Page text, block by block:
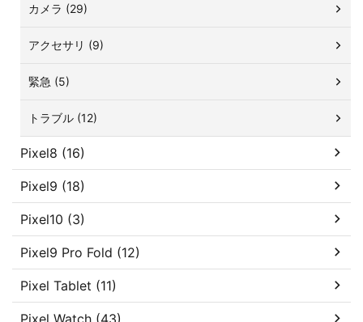
カメラ (29)
アクセサリ (9)
緊急 (5)
トラブル (12)
Pixel8 (16)
Pixel9 (18)
Pixel10 (3)
Pixel9 Pro Fold (12)
Pixel Tablet (11)
Pixel Watch (43)